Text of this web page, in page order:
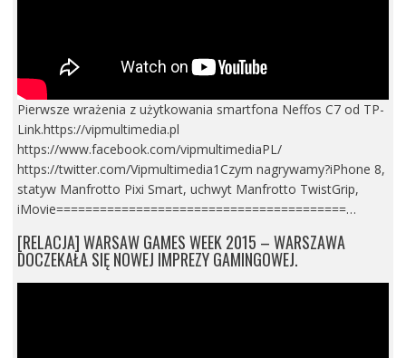
Pierwsze wrażenia z użytkowania smartfona Neffos C7 od TP-
Link.https://vipmultimedia.pl
https://www.facebook.com/vipmultimediaPL/
https://twitter.com/Vipmultimedia1Czym nagrywamy?iPhone 8,
statyw Manfrotto Pixi Smart, uchwyt Manfrotto TwistGrip,
iMovie========================================…
[RELACJA] WARSAW GAMES WEEK 2015 – WARSZAWA
DOCZEKAŁA SIĘ NOWEJ IMPREZY GAMINGOWEJ.